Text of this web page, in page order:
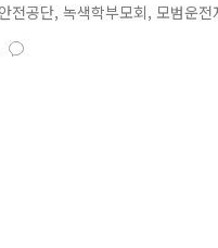
전공단, 녹색학부모회, 모범운
)을 배부하고, 학부모를 대상
여러 유관단체에서 적극 동